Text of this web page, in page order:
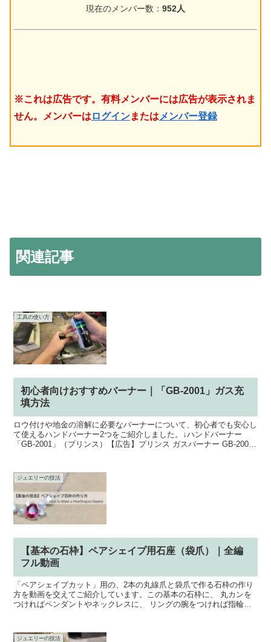
現在のメンバー数： 952人
※これは広告です。有料メンバーには広告が表示されま
せん。メンバーは ログインまたは メンバー登録
関連記事
工具の使い方
初心者向けおすすめバーナー｜「GB-2001」ガス充
填方法
ロウ付けや地金の溶解に必要なバーナーについて、初心者でも安心し
て使えるハンドバーナー2つをご紹介しました。↓ハンドバーナー
「GB-2001」（プリンス）【広告】プリンス ガスバーナー GB-2001
ジュエリーの技法
【基本の石枠】ペアシェイプ用石座（袋爪）｜全編
フル動画
「ペアシェイプカット」用の、2本の丸線爪と袋爪で作る石枠の作り
方を動画を交えてご紹介しています。この基本の石枠に、 丸カンを
つければペンダントやネックレスに、 リングの腕をつければ指輪に
ジュエリーの技法